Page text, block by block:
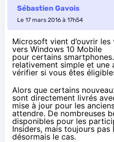
Sébastien Gavois
Le 17 mars 2016 à 17h54
Microsoft vient d’ouvrir
vers Windows 10 Mobile
pour certains
relativement simple et
vérifier si vous êtes
Alors que certains
sont directement livrés
mise à jour pour les
attendre. De nombreuses
disponibles pour les
Insiders, mais toujours
désormais le cas.